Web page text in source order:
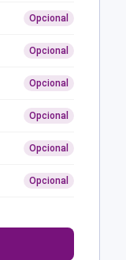
Opcional
Opcional
Opcional
Opcional
Opcional
Opcional